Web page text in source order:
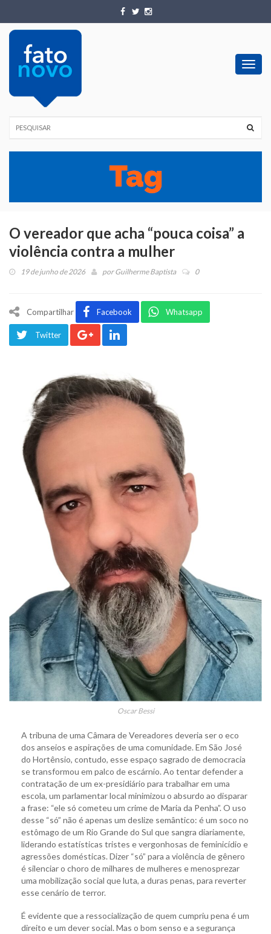
O vereador que acha “pouca coisa” a
violência contra a mulher
19 de junho de 2026 porGuilherme Baptista 0
Compartilhar Facebook Whatsapp
Twitter
Oscar Bessi
A tribuna de uma Câmara de Vereadores deveria ser o eco
dos anseios e aspirações de uma comunidade. Em São José
do Hortênsio, contudo, esse espaço sagrado de democracia
se transformou em palco de escárnio. Ao tentar defender a
contratação de um ex-presidiário para trabalhar em uma
escola, um parlamentar local minimizou o absurdo ao disparar
a frase: “ele só cometeu um crime de Maria da Penha”. O uso
desse “só” não é apenas um deslize semântico: é um soco no
estômago de um Rio Grande do Sul que sangra diariamente,
liderando estatísticas tristes e vergonhosas de feminicídio e
agressões domésticas. Dizer “só” para a violência de gênero
é silenciar o choro de milhares de mulheres e menosprezar
uma mobilização social que luta, a duras penas, para reverter
esse cenário de terror.
É evidente que a ressocialização de quem cumpriu pena é um
direito e um dever social. Mas o bom senso e a segurança